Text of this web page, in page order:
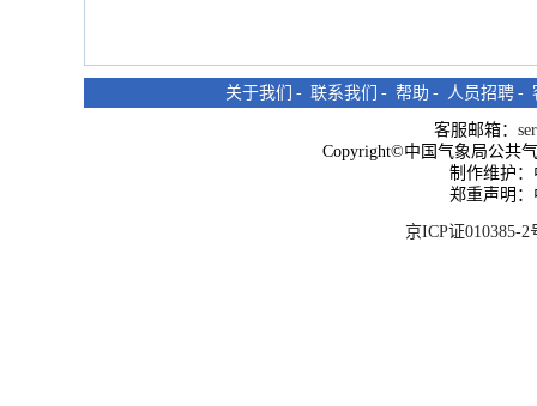
关于我们 - 联系我们 - 帮助 - 人员招聘 -
客服邮箱：
Copyright©中国气象局公共
制作维护
郑重声明
京ICP证010385-2